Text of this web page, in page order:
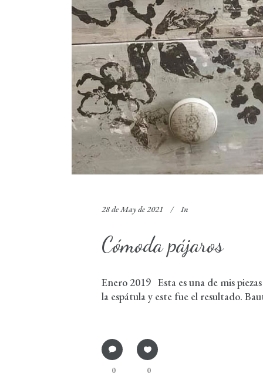
28 de May de 2021 In
Cómoda pájaros
Enero 2019 Esta es una de mis
la espátula y este fue el resultado.
0 0